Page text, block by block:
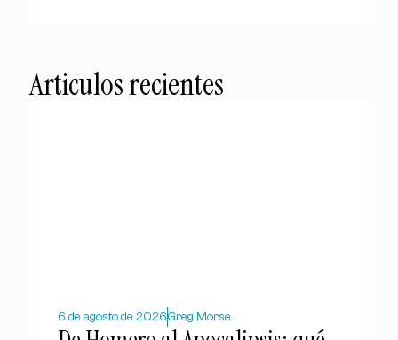
Articulos recientes
6 de agosto de 2026Greg Morse